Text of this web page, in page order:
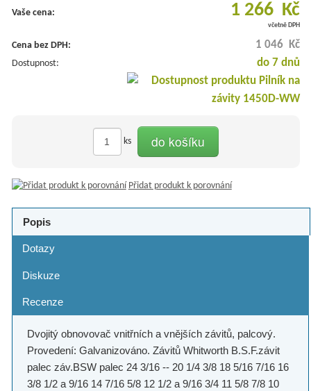
Vaše cena: 1 266 Kč
včetně DPH
Cena bez DPH: 1 046 Kč
Dostupnost: do 7 dnů
ks do košíku
Přidat produkt k porovnání
Popis
Dotazy
Diskuze
Recenze
Dvojitý obnovovač vnitřních a vnějších závitů, palcový.
Provedení: Galvanizováno. Závitů Whitworth B.S.F.závit
palec záv.BSW palec 24 3/16 -- 20 1/4 3/8 18 5/16 7/16 16
3/8 1/2 a 9/16 14 7/16 5/8 12 1/2 a 9/16 3/4 11 5/8 7/8 10